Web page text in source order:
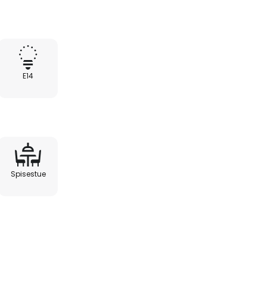
på skjermen vakre glitrende effekter.
E14
Spisestue